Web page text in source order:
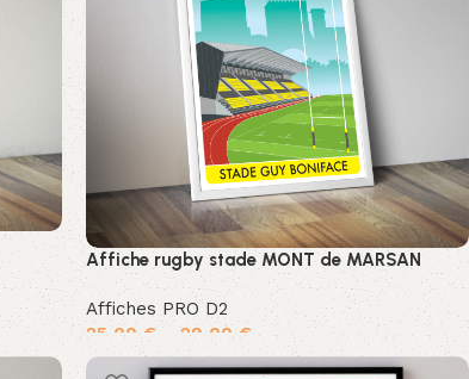
Affiche rugby stade MONT de MARSAN
Affiches PRO D2
25,00€ – 29,00 €
Choix des options